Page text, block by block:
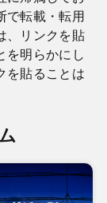
で転載・転用
、リンクを貼
を明らかにし
を貼ることは